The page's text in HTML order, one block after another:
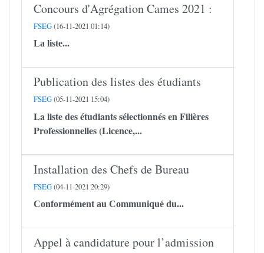
Concours d'Agrégation Cames 2021 :
FSEG(16-11-2021 01:14)
La liste...
Publication des listes des étudiants
FSEG(05-11-2021 15:04)
La liste des étudiants sélectionnés en Filières
Professionnelles (Licence,...
Installation des Chefs de Bureau
FSEG(04-11-2021 20:29)
Conformément au Communiqué du...
Appel à candidature pour l’admission